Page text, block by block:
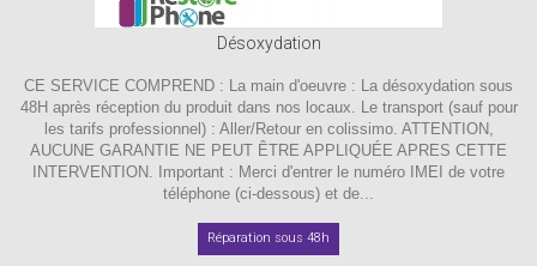
Désoxydation
CE SERVICE COMPREND : La main d'oeuvre : La désoxydation sous
48H après réception du produit dans nos locaux. Le transport (sauf pour
les tarifs professionnel) : Aller/Retour en colissimo. ATTENTION,
AUCUNE GARANTIE NE PEUT ÊTRE APPLIQUÉE APRES CETTE
INTERVENTION. Important : Merci d'entrer le numéro IMEI de votre
téléphone (ci-dessous) et de...
Réparation sous 48h